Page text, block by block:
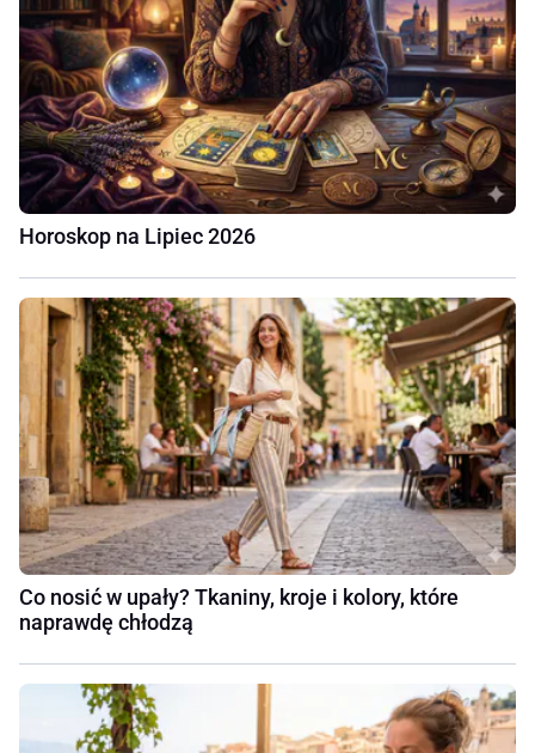
Horoskop na Lipiec 2026
Co nosić w upały? Tkaniny, kroje i kolory, które
naprawdę chłodzą